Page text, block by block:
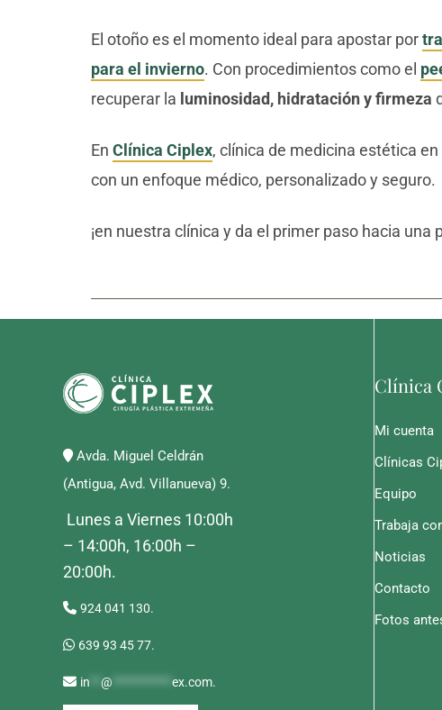
El otoño es el momento ideal para apostar por
para el invierno. Con procedimientos como el
recuperar la luminosidad, hidratación y firmeza
En Clínica Ciplex, clínica de medicina estética
con un enfoque médico, personalizado y seguro.
¡en nuestra clínica y da el primer paso hacia
Avda. Miguel Celdrán
(Antigua, Avd. Villanueva) 9.
Lunes a Viernes 10:00h
– 14:00h, 16:00h –
20:00h.
924 041 130.
639 93 45 77.
in @ ex.com.
Clínica
Mi cuenta
Clínicas
Equipo
Trabaja
Noticias
Contacto
Fotos